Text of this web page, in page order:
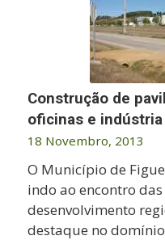
Construção de
oficinas e indústria
18 Novembro, 2013
O Município de
indo ao encontro
desenvolvimento
destaque no